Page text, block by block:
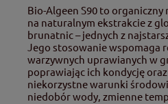
Bio-Algeen S90 to
na naturalnym ekstrakcie z
brunatnic – jednych z
Jego stosowanie wspomaga
warzywnych uprawianych w
poprawiając ich kondycję
niekorzystne warunki
niedobór wody, zmienne